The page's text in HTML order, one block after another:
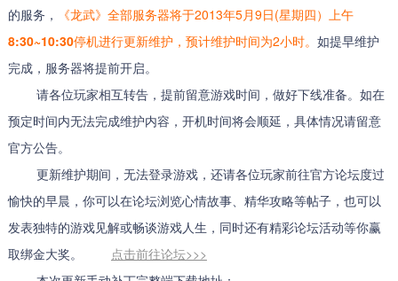
的服务，
《龙武》全部服务器将于2013年5月9日(星期四）上午
8:30~10:30停机进行更新维护，预计维护时间为2小时。 如提早维护
完成，服务器将提前开启。
请各位玩家相互转告，提前留意游戏时间，做好下线准备。如在
预定时间内无法完成维护内容，开机时间将会顺延，具体情况请留意
官方公告。
更新维护期间，无法登录游戏，还请各位玩家前往官方论坛度过
愉快的早晨，你可以在论坛浏览心情故事、精华攻略等帖子，也可以
发表独特的游戏见解或畅谈游戏人生，同时还有精彩论坛活动等你赢
取绑金大奖。
点击前往论坛>>>